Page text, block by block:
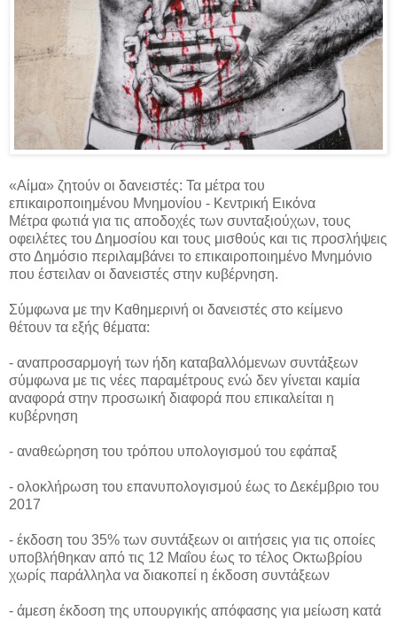
«Αίμα» ζητούν οι δανειστές: Τα μέτρα του
επικαιροποιημένου Μνημονίου - Κεντρική Εικόνα
Μέτρα φωτιά για τις αποδοχές των συνταξιούχων, τους
οφειλέτες του Δημοσίου και τους μισθούς και τις προσλήψεις
στο Δημόσιο περιλαμβάνει το επικαιροποιημένο Μνημόνιο
που έστειλαν οι δανειστές στην κυβέρνηση.
Σύμφωνα με την Καθημερινή οι δανειστές στο κείμενο
θέτουν τα εξής θέματα:
- αναπροσαρμογή των ήδη καταβαλλόμενων συντάξεων
σύμφωνα με τις νέες παραμέτρους ενώ δεν γίνεται καμία
αναφορά στην προσωική διαφορά που επικαλείται η
κυβέρνηση
- αναθεώρηση του τρόπου υπολογισμού του εφάπαξ
- ολοκλήρωση του επανυπολογισμού έως το Δεκέμβριο του
2017
- έκδοση του 35% των συντάξεων οι αιτήσεις για τις οποίες
υποβλήθηκαν από τις 12 Μαΐου έως το τέλος Οκτωβρίου
χωρίς παράλληλα να διακοπεί η έκδοση συντάξεων
- άμεση έκδοση της υπουργικής απόφασης για μείωση κατά